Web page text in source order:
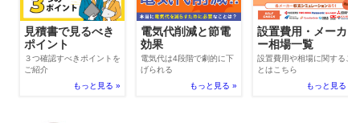
見積書で見るべき
ポイント
３つ確認すべきポイントを
ご紹介
もっと見る »
電気代削減と節電
効果
電気代は4段階で劇的に下
げられる
もっと見る »
設置費用・メーカ
ー相場一覧
設置費用や相場に関するこ
とはこちら
もっと見る »